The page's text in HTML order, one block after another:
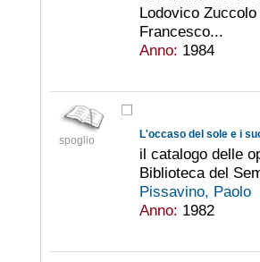
Lodovico
Francesco...
Anno: 1984
spoglio L'occaso del sole e i
il catalogo delle
Biblioteca del
Pissavino, Paolo
Anno: 1982